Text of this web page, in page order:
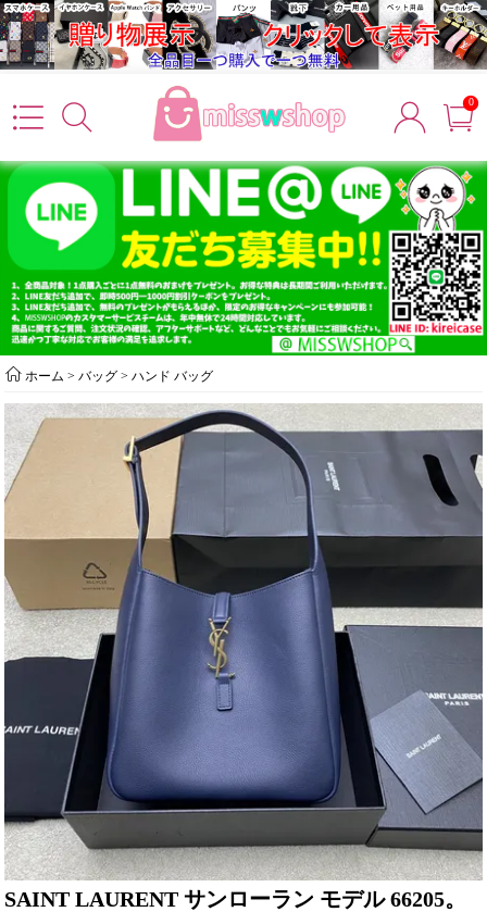
0
ホーム >バッグ >ハンド バッグ
SAINT LAURENT サンローラン モデル 66205。